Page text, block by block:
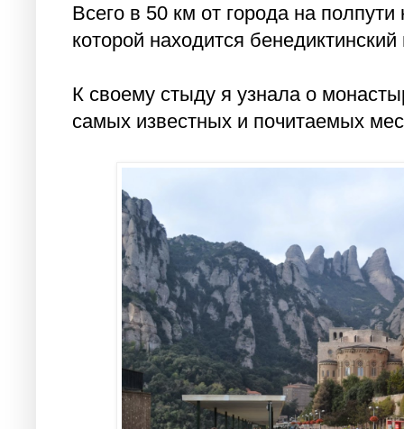
Всего в 50 км от города на
которой находится
К своему стыду я узнала о
самых известных и почитаемых